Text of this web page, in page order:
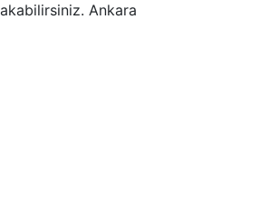
Ankara